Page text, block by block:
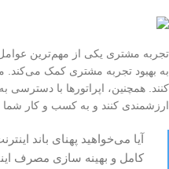
تجربه مشتری یکی از مهم‌ترین
به بهبود تجربه مشتری کمک می‌کند.
کنند. همچنین، اپراتورها با
ارزشمندی کنند و به کسب و کار شما
آیا می‌خواهید پهنای باند
کامل و بهینه سازی مصرف